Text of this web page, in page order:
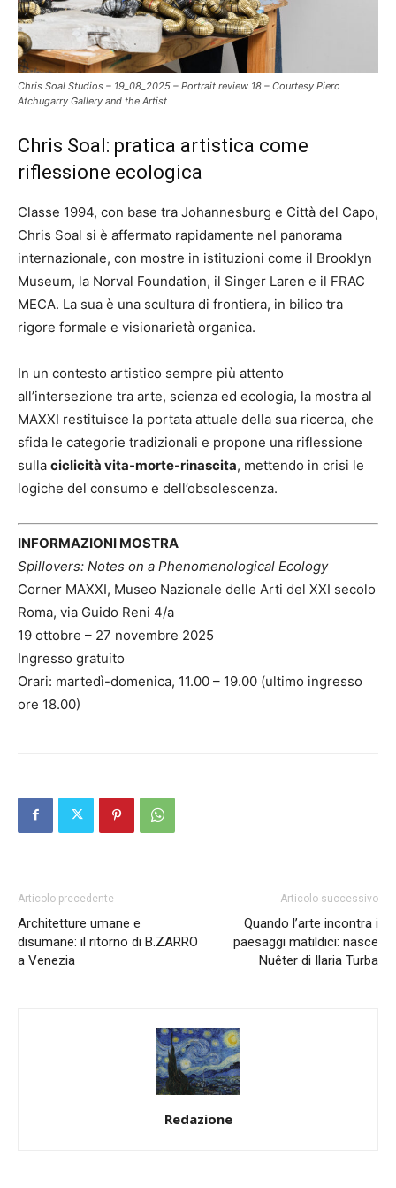
Chris Soal Studios – 19_08_2025 – Portrait review 18 – Courtesy Piero
Atchugarry Gallery and the Artist
Chris Soal: pratica artistica come
riflessione ecologica
Classe 1994, con base tra Johannesburg e Città del Capo,
Chris Soal si è affermato rapidamente nel panorama
internazionale, con mostre in istituzioni come il Brooklyn
Museum, la Norval Foundation, il Singer Laren e il FRAC
MECA. La sua è una scultura di frontiera, in bilico tra
rigore formale e visionarietà organica.
In un contesto artistico sempre più attento
all’intersezione tra arte, scienza ed ecologia, la mostra al
MAXXI restituisce la portata attuale della sua ricerca, che
sfida le categorie tradizionali e propone una riflessione
sulla ciclicità vita-morte-rinascita, mettendo in crisi le
logiche del consumo e dell’obsolescenza.
INFORMAZIONI MOSTRA
Spillovers: Notes on a Phenomenological Ecology
Corner MAXXI, Museo Nazionale delle Arti del XXI secolo
Roma, via Guido Reni 4/a
19 ottobre – 27 novembre 2025
Ingresso gratuito
Orari: martedì-domenica, 11.00 – 19.00 (ultimo ingresso
ore 18.00)
Articolo precedente
Architetture umane e
disumane: il ritorno di B.ZARRO
a Venezia
Articolo successivo
Quando l’arte incontra i
paesaggi matildici: nasce
Nuêter di Ilaria Turba
Redazione